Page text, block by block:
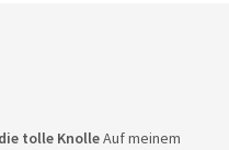
tolle KnolleAuf meinem